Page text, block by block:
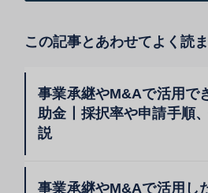
この記事とあわせてよく読
事業承継やM&Aで活用で
助金丨採択率や申請手順
説
事業承継やM&Aで活用し